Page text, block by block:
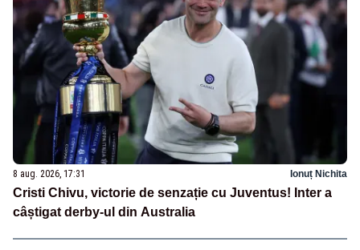
8 aug. 2026, 17:31 Ionuț Nichita
Cristi Chivu, victorie de senzație cu Juventus! Inter a
câștigat derby-ul din Australia